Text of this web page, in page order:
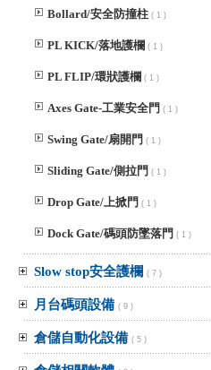
Bollard/安全防撞柱 ( 1 )
PL KICK/落地護欄 ( 1 )
PL FLIP/環狀護欄 ( 1 )
Axes Gate-工業安全門 ( 1 )
Swing Gate/扇開門 ( 1 )
Sliding Gate/側拉門 ( 1 )
Drop Gate/上掀門 ( 1 )
Dock Gate/碼頭防墜落門 ( 1 )
Slow stop安全護欄 ( 7 )
月台碼頭設備 ( 9 )
倉儲自動化設備 ( 5 )